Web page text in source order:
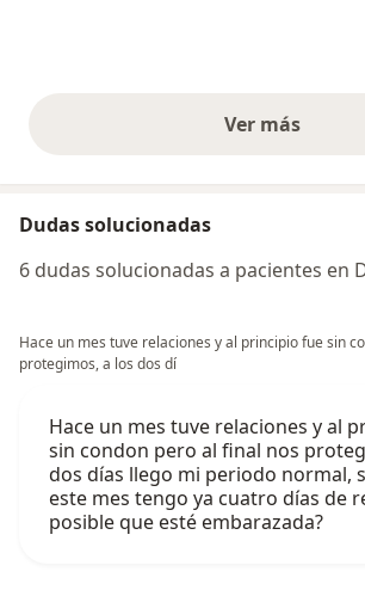
Ver másopiniones
Dudas solucionadas
6 dudas solucionadas a pacientes en
Hace un mes tuve relaciones y al principio fue sin
protegimos, a los dos dí
Hace un mes tuve relaciones y al
sin condon pero al final nos
dos días llego mi periodo normal,
este mes tengo ya cuatro días de
posible que esté embarazada?